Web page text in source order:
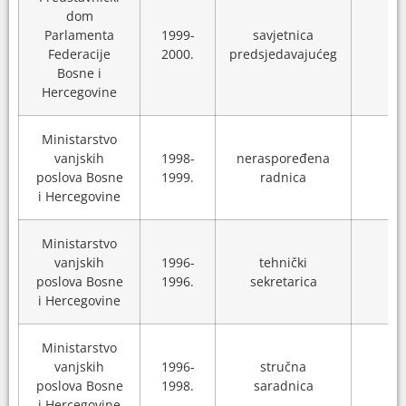
dom
Parlamenta
Federacije
Bosne i
Hercegovine
1999-
2000.
savjetnica
predsjedavajućeg
Ministarstvo
vanjskih
poslova Bosne
i Hercegovine
1998-
1999.
neraspoređena
radnica
Ministarstvo
vanjskih
poslova Bosne
i Hercegovine
1996-
1996.
tehnički
sekretarica
Ministarstvo
vanjskih
poslova Bosne
1996-
1998.
stručna
saradnica